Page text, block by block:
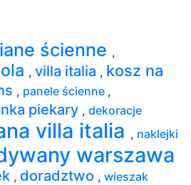
ścienne ,
, villa italia , kosz na
, panele ścienne ,
piekary , dekoracje
villa italia , naklejki
warszawa
, doradztwo , wieszak